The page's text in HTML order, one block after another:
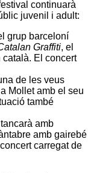
continuarà
juvenil i adult:
grup barceloní
Graffiti, el
El concert
de les veus
Mollet amb el seu
també
amb
amb gairebé
carregat de